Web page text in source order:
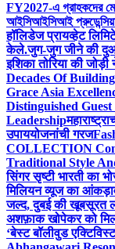
FY2027-এ গ্রাহকদের
আইসিআইসিআই
हॉलिडेज प्रायव्हेट
केले.जुग-जुग जीने की दुआ
इशिका तोरिया की
Decades Of
Grace Asia
Distinguished
Leadership
उपाययोजनांची गरज
COLLECTION
Traditional Style
सिंगर सृष्टी भारती का
मिलियन व्यूज का आंकड़ा
जल्द, दुबई की खूबसूरत
अशफ़ाक खोपेकर को
‘बेस्ट बॉलीवुड